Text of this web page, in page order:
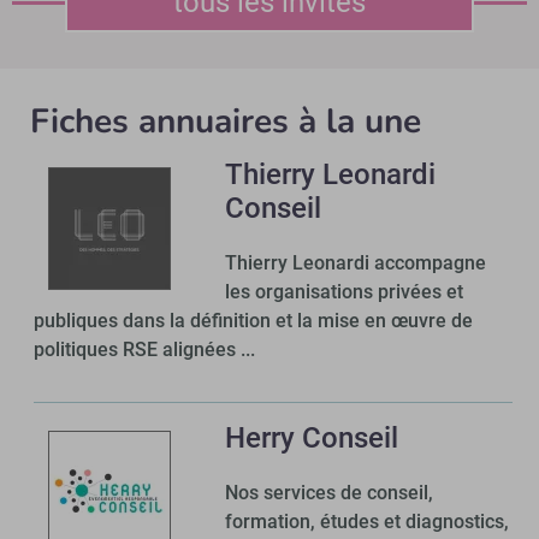
Fiches annuaires à la une
Thierry Leonardi
Conseil
Thierry Leonardi accompagne
les organisations privées et
publiques dans la définition et la mise en œuvre de
politiques RSE alignées ...
Herry Conseil
Nos services de conseil,
formation, études et diagnostics,